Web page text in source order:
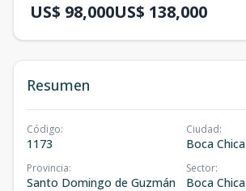
US$ 98,000US$ 138,000
Resumen
Código:
1173
Ciudad:
Boca Chica
Provincia:
Santo Domingo de Guzmán
Sector:
Boca Chica